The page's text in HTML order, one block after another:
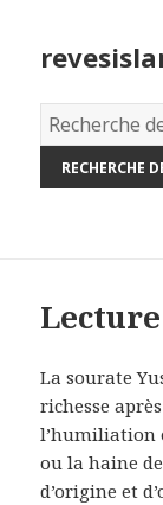
Dictionnaire
des
rêves:
La sourate
richesse
l’humiliation
ou la haine
d’origine et